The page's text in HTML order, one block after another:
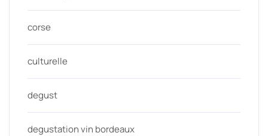
corse
culturelle
degust
degustation vin bordeaux